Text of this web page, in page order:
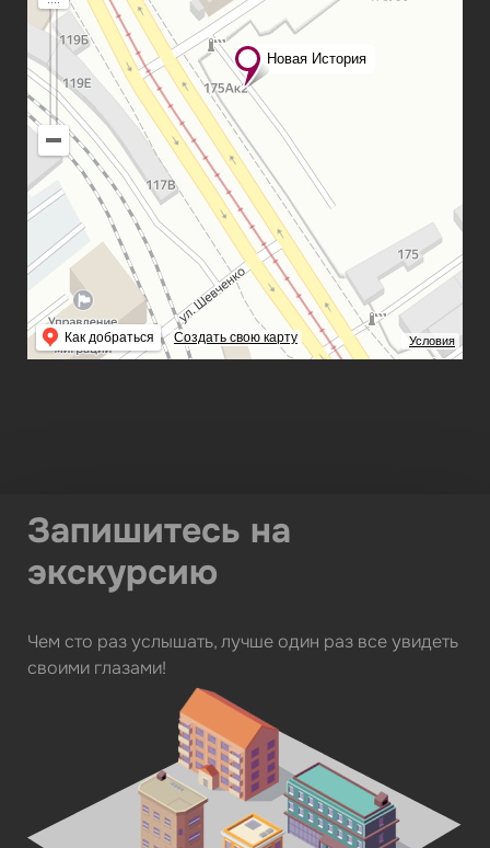
Условия
Как добраться Создать свою карту
Новая История
Запишитесь на
экскурсию
Чем сто раз услышать, лучше один раз все увидеть
своими глазами!